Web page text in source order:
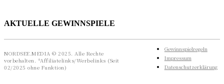
AKTUELLE GEWINNSPIELE
NORDSEE.MEDIA © 2025. Alle Rechte
vorbehalten. *Affiliatelinks/Werbelinks (Seit
02/2025 ohne Funktion)
Gewinnspielregeln
Impressum
Datenschutzerklärung